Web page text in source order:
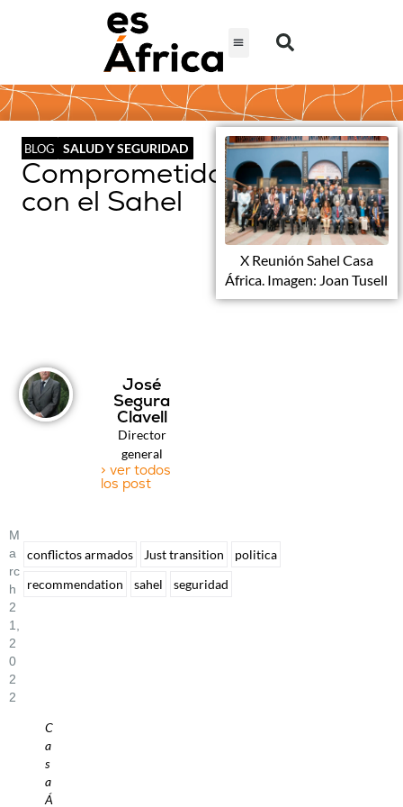
BLOG SALUD Y SEGURIDAD
Comprometidos
con el Sahel
X Reunión Sahel Casa
África. Imagen: Joan Tusell
José
Segura
Clavell
Director
general
> ver todos
los post
M
A
Rc
H
2
1,
2
0
2
2
C
a
s
a
Á
conflictos armados Just transition
politica
recommendation
sahel seguridad